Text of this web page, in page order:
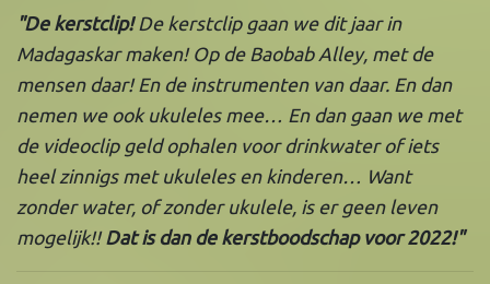
"De kerstclip! De kerstclip gaan we dit jaar in
Madagaskar maken! Op de Baobab Alley, met de
mensen daar! En de instrumenten van daar. En dan
nemen we ook ukuleles mee… En dan gaan we met
de videoclip geld ophalen voor drinkwater of iets
heel zinnigs met ukuleles en kinderen… Want
zonder water, of zonder ukulele, is er geen leven
mogelijk!!Dat is dan de kerstboodschap voor 2022!"